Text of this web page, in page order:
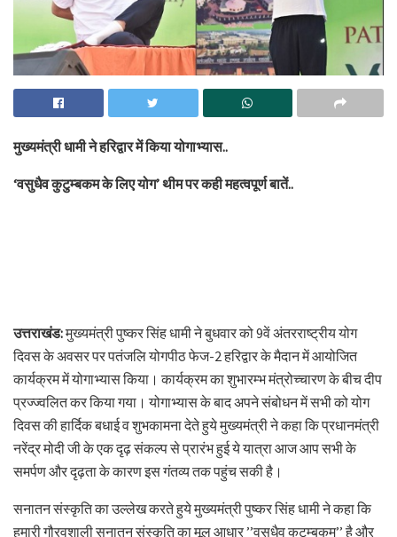
मुख्यमंत्री धामी ने हरिद्वार में किया योगाभ्यास..
‘वसुधैव कुटुम्बकम के लिए योग’ थीम पर कही महत्वपूर्ण बातें..
उत्तराखंड:मुख्यमंत्री पुष्कर सिंह धामी ने बुधवार को 9वें अंतरराष्ट्रीय योग
दिवस के अवसर पर पतंजलि योगपीठ फेज-2 हरिद्वार के मैदान में आयोजित
कार्यक्रम में योगाभ्यास किया। कार्यक्रम का शुभारम्भ मंत्रोच्चारण के बीच दीप
प्रज्ज्वलित कर किया गया। योगाभ्यास के बाद अपने संबोधन में सभी को योग
दिवस की हार्दिक बधाई व शुभकामना देते हुये मुख्यमंत्री ने कहा कि प्रधानमंत्री
नरेंद्र मोदी जी के एक दृढ़ संकल्प से प्रारंभ हुई ये यात्रा आज आप सभी के
समर्पण और दृढ़ता के कारण इस गंतव्य तक पहुंच सकी है।
सनातन संस्कृति का उल्लेख करते हुये मुख्यमंत्री पुष्कर सिंह धामी ने कहा कि
हमारी गौरवशाली सनातन संस्कृति का मूल आधार ’’वसुधैव कुटुम्बकम’’ है और